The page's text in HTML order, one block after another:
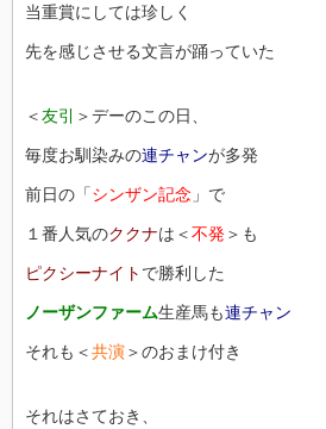
当重賞にしては珍しく
先を感じさせる文言が踊っていた
＜友引 ＞デーのこの日、
毎度お馴染みの連チャンが多発
前日の「シンザン記念 」で
１番人気のククナは＜不発 ＞も
ピクシーナイト で勝利した
ノーザンファーム生産馬も連チャン
それも＜共演＞のおまけ付き
それはさておき、